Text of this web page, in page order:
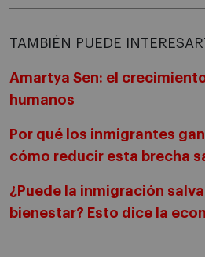
TAMBIÉN PUEDE
Amartya Sen: el
humanos
Por qué los inmigrantes
cómo reducir esta brecha
¿Puede la inmigración
bienestar? Esto dice la